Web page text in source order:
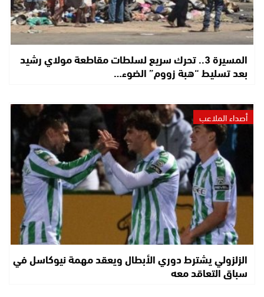
المسيرة 3.. تحرك سريع لسلطات مقاطعة مولاي رشيد
بعد تسليط “هبة زووم” الضوء…
أصداء الملاعب
الزلزولي يشترط دوري الأبطال ويعقد مهمة نيوكاسل في
سباق التعاقد معه